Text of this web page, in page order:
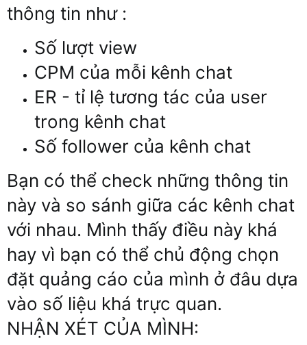
thông tin như :
Số lượt view
CPM của mỗi kênh chat
ER - tỉ lệ tương tác của user
trong kênh chat
Số follower của kênh chat
Bạn có thể check những thông tin
này và so sánh giữa các kênh chat
với nhau. Mình thấy điều này khá
hay vì bạn có thể chủ động chọn
đặt quảng cáo của mình ở đâu dựa
vào số liệu khá trực quan.
NHẬN XÉT CỦA MÌNH: